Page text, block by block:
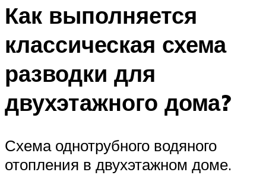
Как выполняется
классическая схема
разводки для
двухэтажного дома?
Схема однотрубного водяного
отопления в двухэтажном доме.